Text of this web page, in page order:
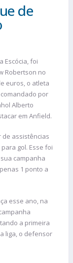
de
Escócia, foi
Robertson no
euros, o atleta
por
Alberto
em Anfield.
de assistências
gol. Esse foi
campanha
1 ponto a
esse ano, na
a primeira
liga, o defensor